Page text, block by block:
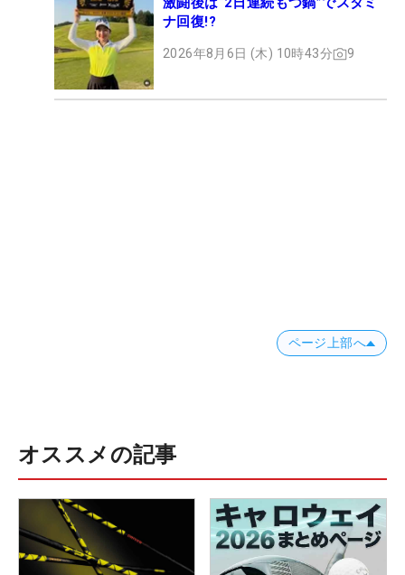
ナ回復!?
2026年8月6日 (木) 10時43分 9
ページ上部へ
オススメの記事